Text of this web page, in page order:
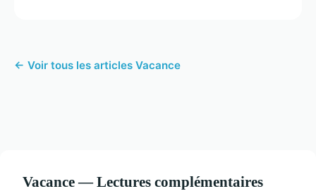
← Voir tous les articles Vacance
Vacance — Lectures complémentaires